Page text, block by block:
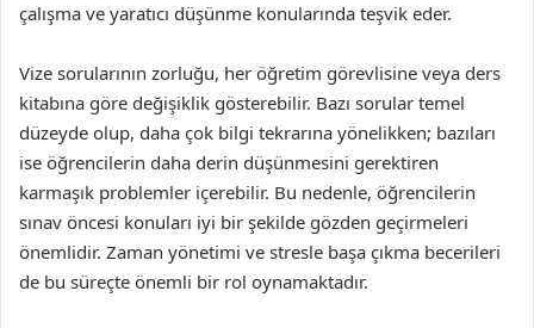
çalışma ve yaratıcı düşünme konularında teşvik eder.
Vize sorularının zorluğu, her öğretim görevlisine veya ders
kitabına göre değişiklik gösterebilir. Bazı sorular temel
düzeyde olup, daha çok bilgi tekrarına yönelikken; bazıları
ise öğrencilerin daha derin düşünmesini gerektiren
karmaşık problemler içerebilir. Bu nedenle, öğrencilerin
sınav öncesi konuları iyi bir şekilde gözden geçirmeleri
önemlidir. Zaman yönetimi ve stresle başa çıkma becerileri
de bu süreçte önemli bir rol oynamaktadır.